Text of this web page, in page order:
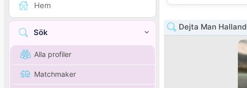
Hem
Sök
Alla profiler
Matchmaker
Dejta Man Halland